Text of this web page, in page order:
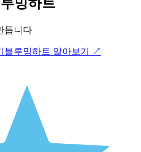
밍하트
듭니다
블루밍하트 알아보기 ↗